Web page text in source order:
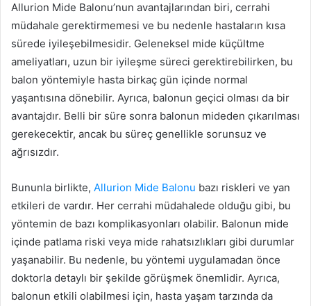
Allurion Mide Balonu’nun avantajlarından biri, cerrahi
müdahale gerektirmemesi ve bu nedenle hastaların kısa
sürede iyileşebilmesidir. Geleneksel mide küçültme
ameliyatları, uzun bir iyileşme süreci gerektirebilirken, bu
balon yöntemiyle hasta birkaç gün içinde normal
yaşantısına dönebilir. Ayrıca, balonun geçici olması da bir
avantajdır. Belli bir süre sonra balonun mideden çıkarılması
gerekecektir, ancak bu süreç genellikle sorunsuz ve
ağrısızdır.
Bununla birlikte, Allurion Mide Balonu bazı riskleri ve yan
etkileri de vardır. Her cerrahi müdahalede olduğu gibi, bu
yöntemin de bazı komplikasyonları olabilir. Balonun mide
içinde patlama riski veya mide rahatsızlıkları gibi durumlar
yaşanabilir. Bu nedenle, bu yöntemi uygulamadan önce
doktorla detaylı bir şekilde görüşmek önemlidir. Ayrıca,
balonun etkili olabilmesi için, hasta yaşam tarzında da